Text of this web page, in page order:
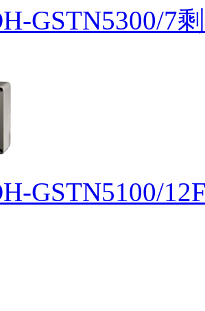
GSTN5300/7
GSTN5100/